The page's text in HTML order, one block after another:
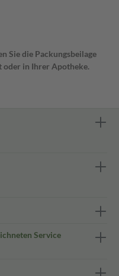
Sie die Packungsbeilage
oder in Ihrer Apotheke.
Service